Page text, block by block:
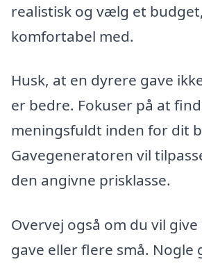
realistisk og vælg et
komfortabel med.
Husk, at en dyrere gave
er bedre. Fokuser på at
meningsfuldt inden for dit
Gavegeneratoren vil
den angivne prisklasse.
Overvej også om du vil
gave eller flere små.